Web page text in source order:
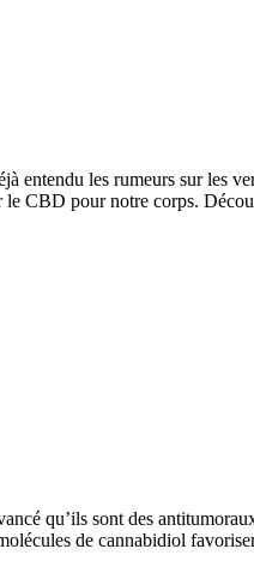
les rumeurs sur les
CBD pour notre corps.
qu’ils sont des
de cannabidiol